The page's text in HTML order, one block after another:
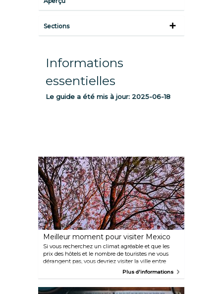
Sections
Informations
essentielles
Le guide a été mis à jour: 2025-06-18
Meilleur moment pour visiter Mexico
Si vous recherchez un climat agréable et que les
prix des hôtels et le nombre de touristes ne vous
dérangent pas, vous devriez visiter la ville entre
mars et mai. Les températures hivernales peuvent
sont connus pour être pluvieux, alors pensez à
Plus d'informations